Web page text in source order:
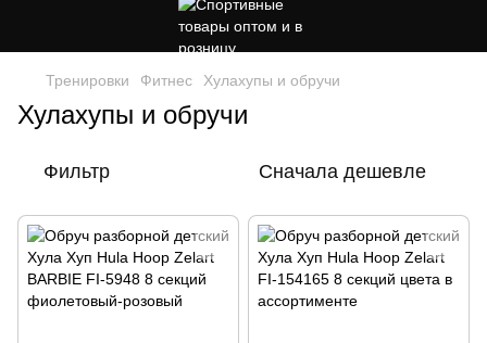
Тренировки Фитнес Хулахупы и обручи
Хулахупы и обручи
Фильтр Сначала дешевле